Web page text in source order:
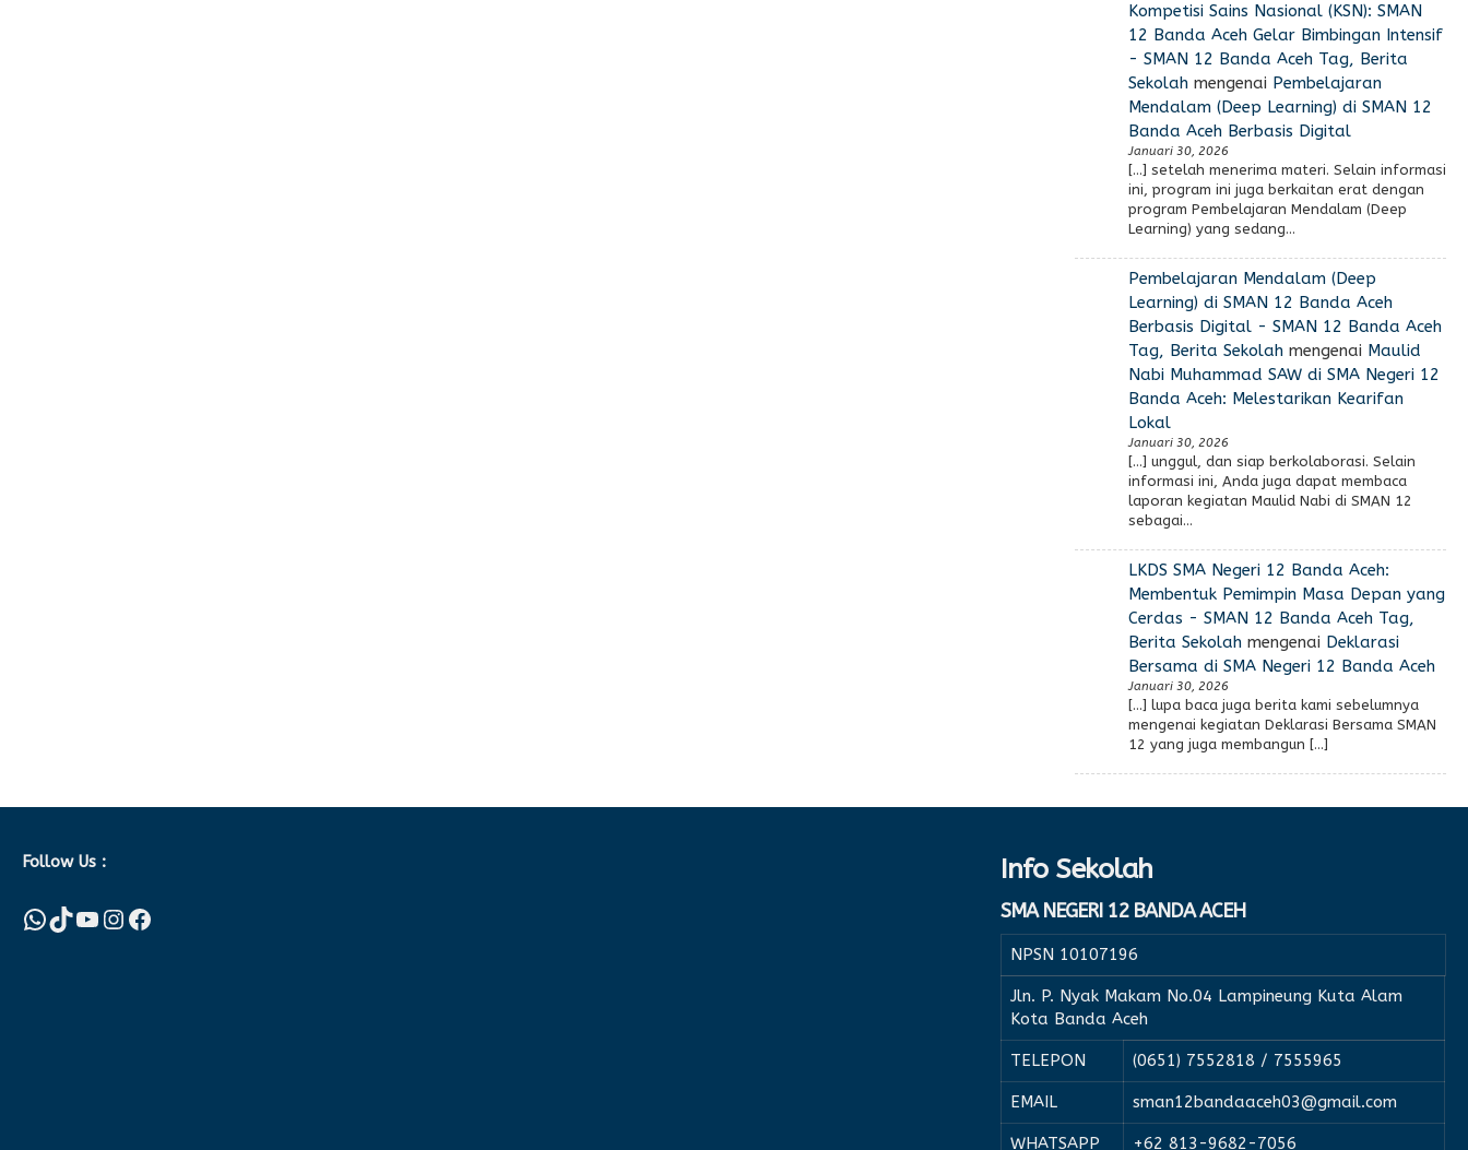
Kompetisi Sains Nasional (KSN): SMAN
12 Banda Aceh Gelar Bimbingan Intensif
- SMAN 12 Banda Aceh Tag, Berita
Sekolahmengenai Pembelajaran
Mendalam (Deep Learning) di SMAN 12
Banda Aceh Berbasis Digital
Januari 30, 2026
[…] setelah menerima materi. Selain informasi
ini, program ini juga berkaitan erat dengan
program Pembelajaran Mendalam (Deep
Learning) yang sedang…
Pembelajaran Mendalam (Deep
Learning) di SMAN 12 Banda Aceh
Berbasis Digital - SMAN 12 Banda Aceh
Tag, Berita Sekolahmengenai Maulid
Nabi Muhammad SAW di SMA Negeri 12
Banda Aceh: Melestarikan Kearifan
Lokal
Januari 30, 2026
[…] unggul, dan siap berkolaborasi. Selain
informasi ini, Anda juga dapat membaca
laporan kegiatan Maulid Nabi di SMAN 12
sebagai…
LKDS SMA Negeri 12 Banda Aceh:
Membentuk Pemimpin Masa Depan yang
Cerdas - SMAN 12 Banda Aceh Tag,
Berita Sekolahmengenai Deklarasi
Bersama di SMA Negeri 12 Banda Aceh
Januari 30, 2026
[…] lupa baca juga berita kami sebelumnya
mengenai kegiatan Deklarasi Bersama SMAN
12 yang juga membangun […]
Follow Us :
WhatsApp
TikTok
YouTube
Instagram
Facebook
Info Sekolah
SMA NEGERI 12 BANDA ACEH
NPSN 10107196
Jln. P. Nyak Makam No.04 Lampineung Kuta Alam
Kota Banda Aceh
TELEPON (0651) 7552818 / 7555965
EMAIL sman12bandaaceh03@gmail.com
WHATSAPP +62 813-9682-7056